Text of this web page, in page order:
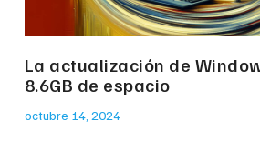
La actualización de
8.6GB de espacio
octubre 14, 2024